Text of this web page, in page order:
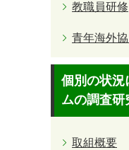
教職員研修
青年海外
個別の状況
ムの調査研
取組概要